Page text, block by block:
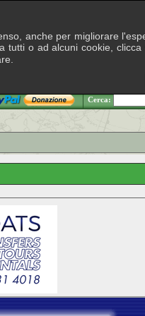
Cerca:
anche per migliorare
o ad alcuni cookie, clicca